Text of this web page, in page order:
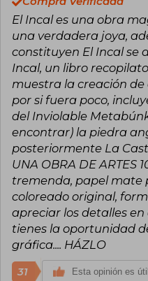
diseño visual
como en el
Además de
colaboró
películas de
estética a
cómic. Falleció
un legado
como en la
impacto
cineastas que
un después de
Yeux du Chat,
obras
historieta
inexplorados.
A partir de la
comienza a
Primero
en un
celuloide.
(1979) de
Lisberger, Los
Laloux,
(1989) de
El Incal es una obra
una verdadera joya,
constituyen El Incal se
Incal, un libro
muestra la creación
por si fuera poco,
del Inviolable
encontrar) la piedra
posteriormente La
UNA OBRA DE ARTES
tremenda, papel mate
coloreado original,
apreciar los detalles
tienes la oportunidad
gráfica.... HÁZLO
31 Esta opinión es útil